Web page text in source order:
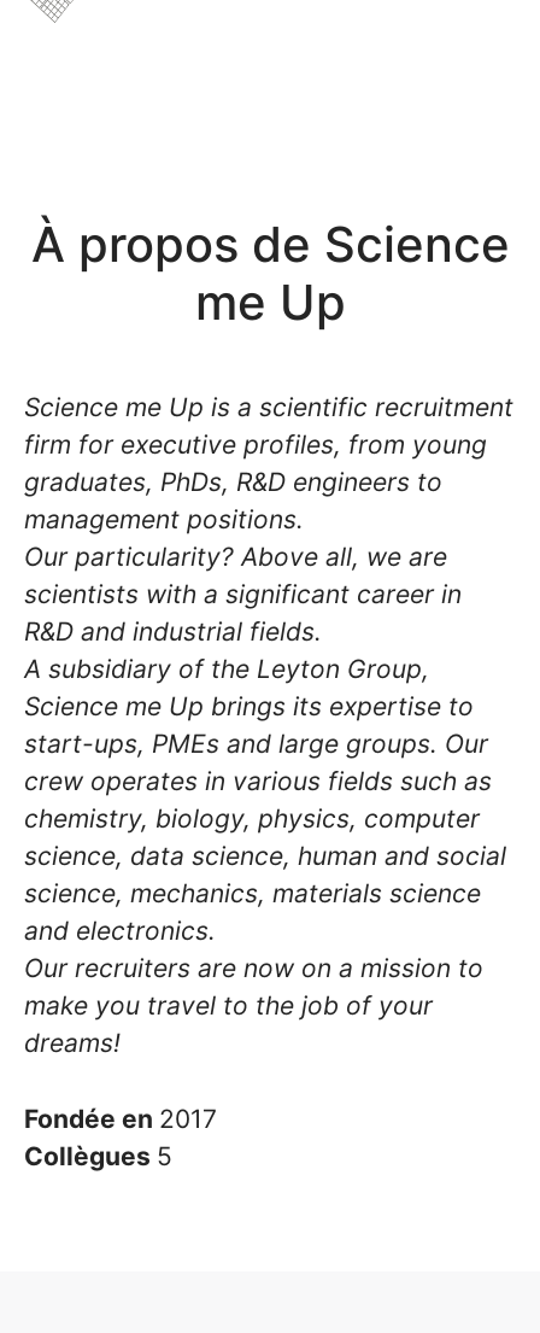
À propos de Science
me Up
Science me Up is a scientific recruitment
firm for executive profiles, from young
graduates, PhDs, R&D engineers to
management positions.
Our particularity? Above all, we are
scientists with a significant career in
R&D and industrial fields.
A subsidiary of the Leyton Group,
Science me Up brings its expertise to
start-ups, PMEs and large groups. Our
crew operates in various fields such as
chemistry, biology, physics, computer
science, data science, human and social
science, mechanics, materials science
and electronics.
Our recruiters are now on a mission to
make you travel to the job of your
dreams!
Fondée en 2017
Collègues 5